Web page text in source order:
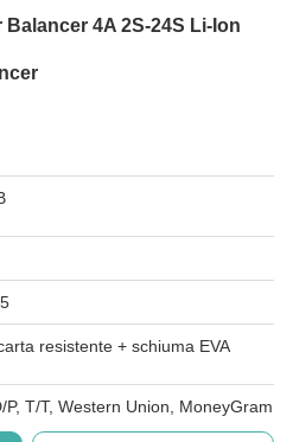
4A 2S-24S Li-Ion
resistente + schiuma EVA
P, T/T, Western Union, MoneyGram